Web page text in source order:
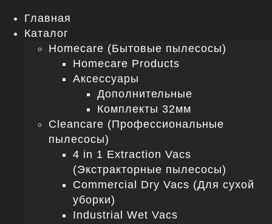
Главная
Каталог
Homecare (Бытовые пылесосы)
Homecare Products
Аксессуары
Дополнительные
Комплекты 32мм
Cleancare (Профессиональные
пылесосы)
4 in 1 Extraction Vacs
(Экстракторные пылесосы)
Commercial Dry Vacs (Для сухой
уборки)
Industrial Wet Vacs